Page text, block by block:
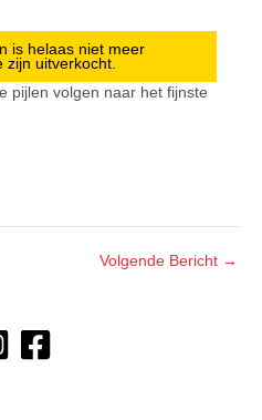
is helaas niet meer
zijn uitverkocht.
pijlen volgen naar het fijnste
Volgende Bericht →